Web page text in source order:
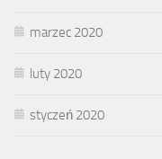
marzec 2020
luty 2020
styczeń 2020